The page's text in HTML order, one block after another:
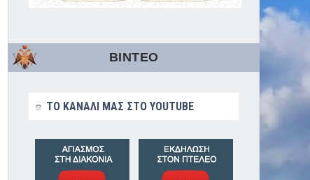
ΒΙΝΤΕΟ
ΤΟ ΚΑΝΑΛΙ ΜΑΣ ΣΤΟ YOUTUBE